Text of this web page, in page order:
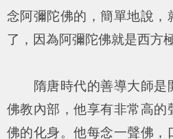
念阿彌陀佛的，簡單地說，
了，因為阿彌陀佛就是西方
隋唐時代的善導大師是
佛教內部，他享有非常高的
佛的化身。他每念一聲佛，